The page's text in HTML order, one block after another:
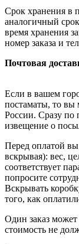
Срок хранения в
аналогичный
время хранения
номер заказа и
Почтовая
Если в вашем
постаматы, то вы
России. Сразу по
извещение о
Перед оплатой
вскрывая): вес,
соответствует
попросите
Вскрывать
того, как
Один заказ
стоимость не